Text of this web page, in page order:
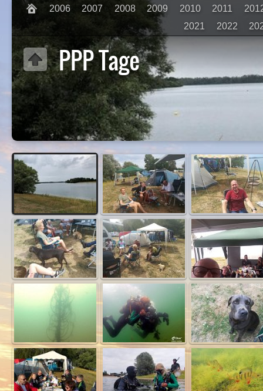
2006 2007 2008 2009 2010 2011
2021
2022
PPP Tage